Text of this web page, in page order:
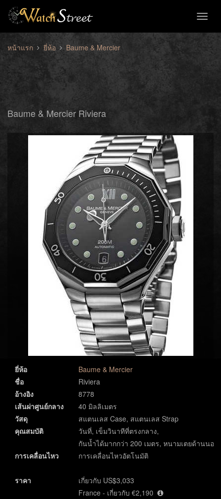
หน้าแรก ยี่ห้อ Baume & Mercier
Baume & Mercier Riviera
ยี่ห้อ
Baume & Mercier
ชื่อ
Riviera
อ้างอิง
8778
เส้นผ่าศูนย์กลาง
40 มิลลิเมตร
วัสดุ
สแตนเลส Case, สแตนเลส Strap
คุณสมบัติ
วันที่, เข็มวินาทีที่ตรงกลาง,
กันน้ำได้มากกว่า 200 เมตร, หนามเตยด้านนอก
การเคลื่อนไหว
การเคลื่อนไหวอัตโนมัติ
ราคา
เกี่ยวกับ US$3,033
France - เกี่ยวกับ €2,190